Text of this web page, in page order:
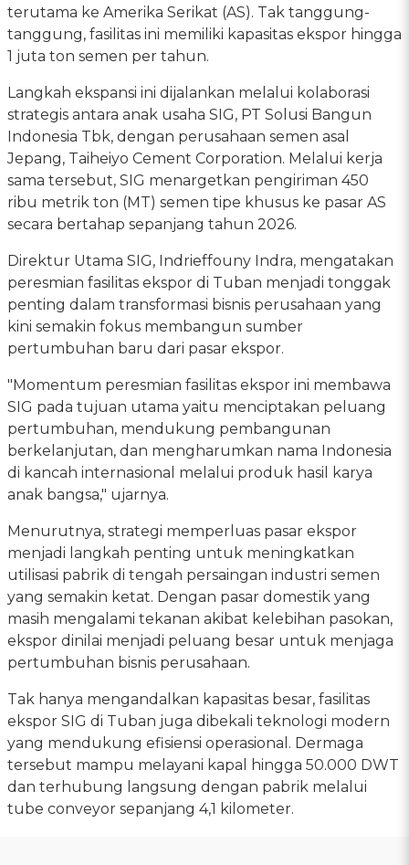
terutama ke Amerika Serikat (AS). Tak tanggung-
tanggung, fasilitas ini memiliki kapasitas ekspor hingga
1 juta ton semen per tahun.
Langkah ekspansi ini dijalankan melalui kolaborasi
strategis antara anak usaha SIG, PT Solusi Bangun
Indonesia Tbk, dengan perusahaan semen asal
Jepang, Taiheiyo Cement Corporation. Melalui kerja
sama tersebut, SIG menargetkan pengiriman 450
ribu metrik ton (MT) semen tipe khusus ke pasar AS
secara bertahap sepanjang tahun 2026.
Direktur Utama SIG, Indrieffouny Indra, mengatakan
peresmian fasilitas ekspor di Tuban menjadi tonggak
penting dalam transformasi bisnis perusahaan yang
kini semakin fokus membangun sumber
pertumbuhan baru dari pasar ekspor.
"Momentum peresmian fasilitas ekspor ini membawa
SIG pada tujuan utama yaitu menciptakan peluang
pertumbuhan, mendukung pembangunan
berkelanjutan, dan mengharumkan nama Indonesia
di kancah internasional melalui produk hasil karya
anak bangsa," ujarnya.
Menurutnya, strategi memperluas pasar ekspor
menjadi langkah penting untuk meningkatkan
utilisasi pabrik di tengah persaingan industri semen
yang semakin ketat. Dengan pasar domestik yang
masih mengalami tekanan akibat kelebihan pasokan,
ekspor dinilai menjadi peluang besar untuk menjaga
pertumbuhan bisnis perusahaan.
Tak hanya mengandalkan kapasitas besar, fasilitas
ekspor SIG di Tuban juga dibekali teknologi modern
yang mendukung efisiensi operasional. Dermaga
tersebut mampu melayani kapal hingga 50.000 DWT
dan terhubung langsung dengan pabrik melalui
tube conveyor sepanjang 4,1 kilometer.